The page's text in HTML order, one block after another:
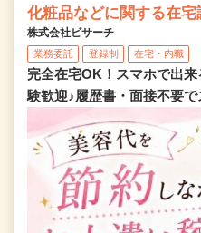
化粧品などに関する在
株式会社ビサーチ
業務委託 登録制 在宅・内職
完全在宅OK！スマホで出
験歓迎♪履歴書・面接不要